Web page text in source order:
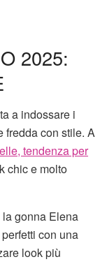
2025:
a indossare i
fredda con stile. A
tendenza per
chic e molto
gonna Elena
perfetti con una
look più